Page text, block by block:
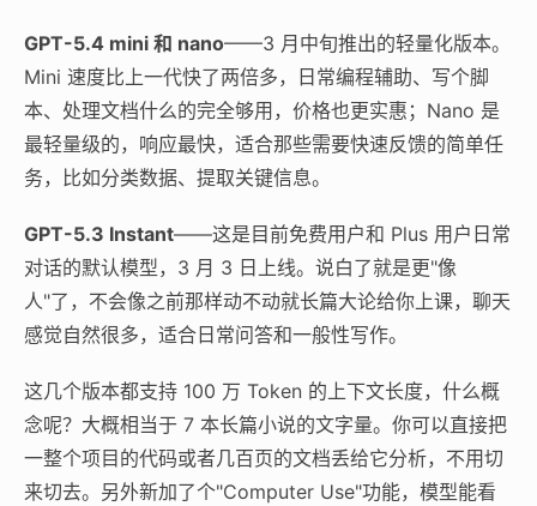
GPT-5.4 mini 和 nano——3 月中旬推出的轻量化版本。
Mini 速度比上一代快了两倍多，日常编程辅助、写个脚
本、处理文档什么的完全够用，价格也更实惠；Nano 是
最轻量级的，响应最快，适合那些需要快速反馈的简单任
务，比如分类数据、提取关键信息。
GPT-5.3 Instant——这是目前免费用户和 Plus 用户日常
对话的默认模型，3 月 3 日上线。说白了就是更"像
人"了，不会像之前那样动不动就长篇大论给你上课，聊天
感觉自然很多，适合日常问答和一般性写作。
这几个版本都支持 100 万 Token 的上下文长度，什么概
念呢？大概相当于 7 本长篇小说的文字量。你可以直接把
一整个项目的代码或者几百页的文档丢给它分析，不用切
来切去。另外新加了个"Computer Use"功能，模型能看